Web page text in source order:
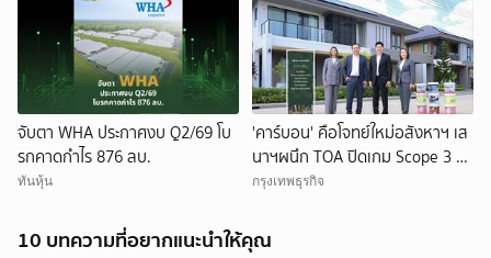
จับตา WHA ประกาศงบ Q2/69 โบ
รกคาดกำไร 876 ลบ.
ทันหุ้น
'คาร์บอน' คือโจทย์ใหม่อสังหาฯ เส
นาฯผนึก TOA ปิดเกม Scope 3 สู่
Net Zero
กรุงเทพธุรกิจ
10 บทความที่อยากแนะนำให้คุณ